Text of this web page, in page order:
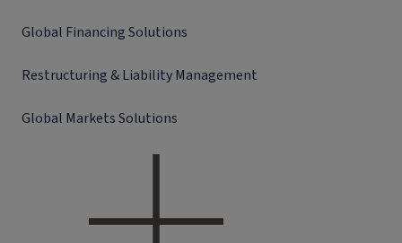
Global Financing Solutions
Restructuring & Liability Management
Global Markets Solutions